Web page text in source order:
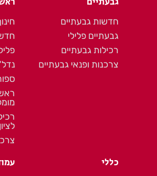
חדשות גבעתיים
גבעתיים פלילי
רכילות גבעתיים
צרכנות ופנאי גבעתיים
לציון
כללי